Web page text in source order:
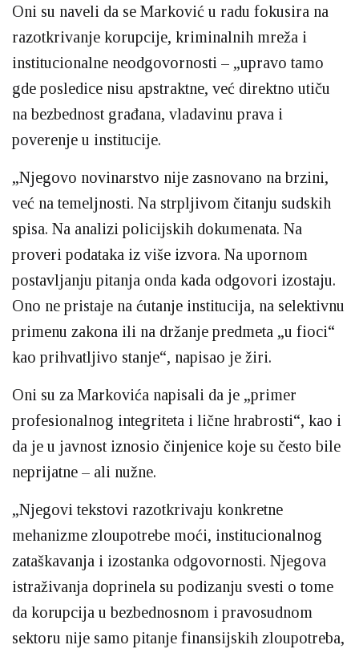
Oni su naveli da se Marković u radu fokusira na
razotkrivanje korupcije, kriminalnih mreža i
institucionalne neodgovornosti – „upravo tamo
gde posledice nisu apstraktne, već direktno utiču
na bezbednost građana, vladavinu prava i
poverenje u institucije.
„Njegovo novinarstvo nije zasnovano na brzini,
već na temeljnosti. Na strpljivom čitanju sudskih
spisa. Na analizi policijskih dokumenata. Na
proveri podataka iz više izvora. Na upornom
postavljanju pitanja onda kada odgovori izostaju.
Ono ne pristaje na ćutanje institucija, na selektivnu
primenu zakona ili na držanje predmeta „u fioci“
kao prihvatljivo stanje“, napisao je žiri.
Oni su za Markovića napisali da je „primer
profesionalnog integriteta i lične hrabrosti“, kao i
da je u javnost iznosio činjenice koje su često bile
neprijatne – ali nužne.
„Njegovi tekstovi razotkrivaju konkretne
mehanizme zloupotrebe moći, institucionalnog
zataškavanja i izostanka odgovornosti. Njegova
istraživanja doprinela su podizanju svesti o tome
da korupcija u bezbednosnom i pravosudnom
sektoru nije samo pitanje finansijskih zloupotreba,